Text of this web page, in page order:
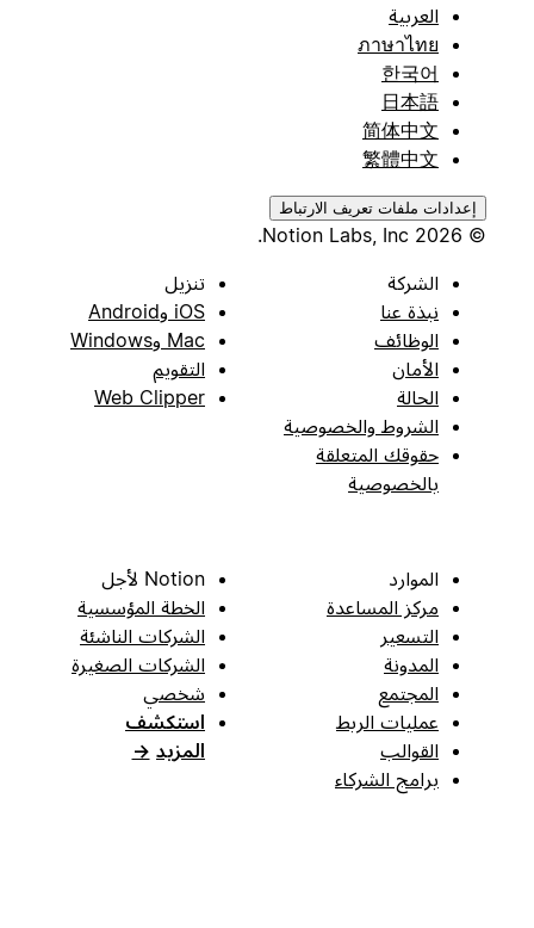
العربية
ภาษาไทย
한국어
日本語
简体中文
繁體中文
إعدادات ملفات تعريف الارتباط
الشركة
نبذة عنا
الوظائف
الأمان
الحالة
الشروط والخصوصية
حقوقك المتعلقة
بالخصوصية
تنزيل
iOS وAndroid
Mac وWindows
التقويم
Web Clipper
الموارد
مركز المساعدة
التسعير
المدونة
المجتمع
عمليات الربط
القوالب
برامج الشركاء
Notion لأجل
الخطة المؤسسية
الشركات الناشئة
الشركات الصغيرة
شخصي
استكشف
المزيد →